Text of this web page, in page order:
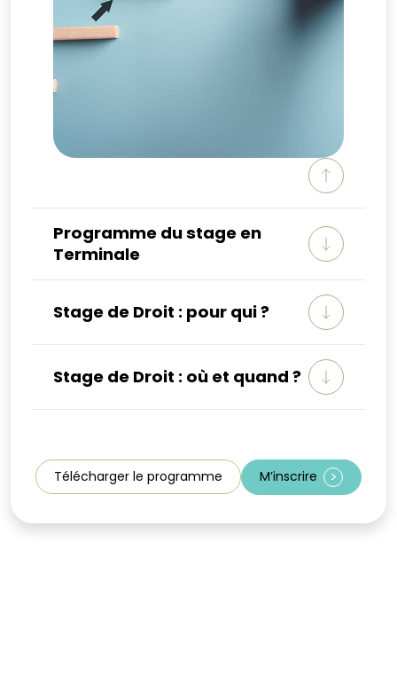
Programme du stage en
Terminale
Stage de Droit : pour qui ?
Stage de Droit : où et quand ?
Télécharger le programme M’inscrire